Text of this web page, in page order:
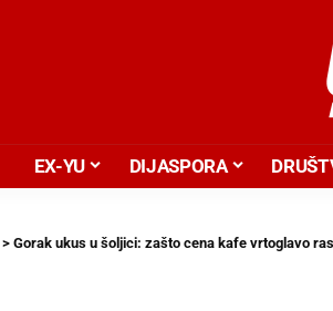
EX-YU DIJASPORA
> Gorak ukus u šoljici: zašto cena kafe vrtoglavo